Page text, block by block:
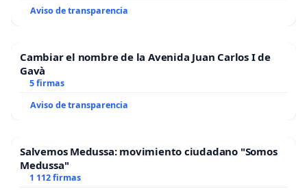
Aviso de transparencia
Cambiar el nombre de la Avenida Juan Carlos I de
Gavà
5 firmas
Aviso de transparencia
Salvemos Medussa: movimiento ciudadano "Somos
Medussa"
1 112 firmas